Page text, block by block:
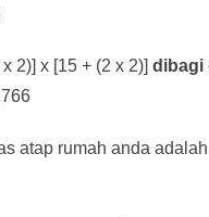
2)] x [15 + (2 x 2)] dibagi
atap rumah anda